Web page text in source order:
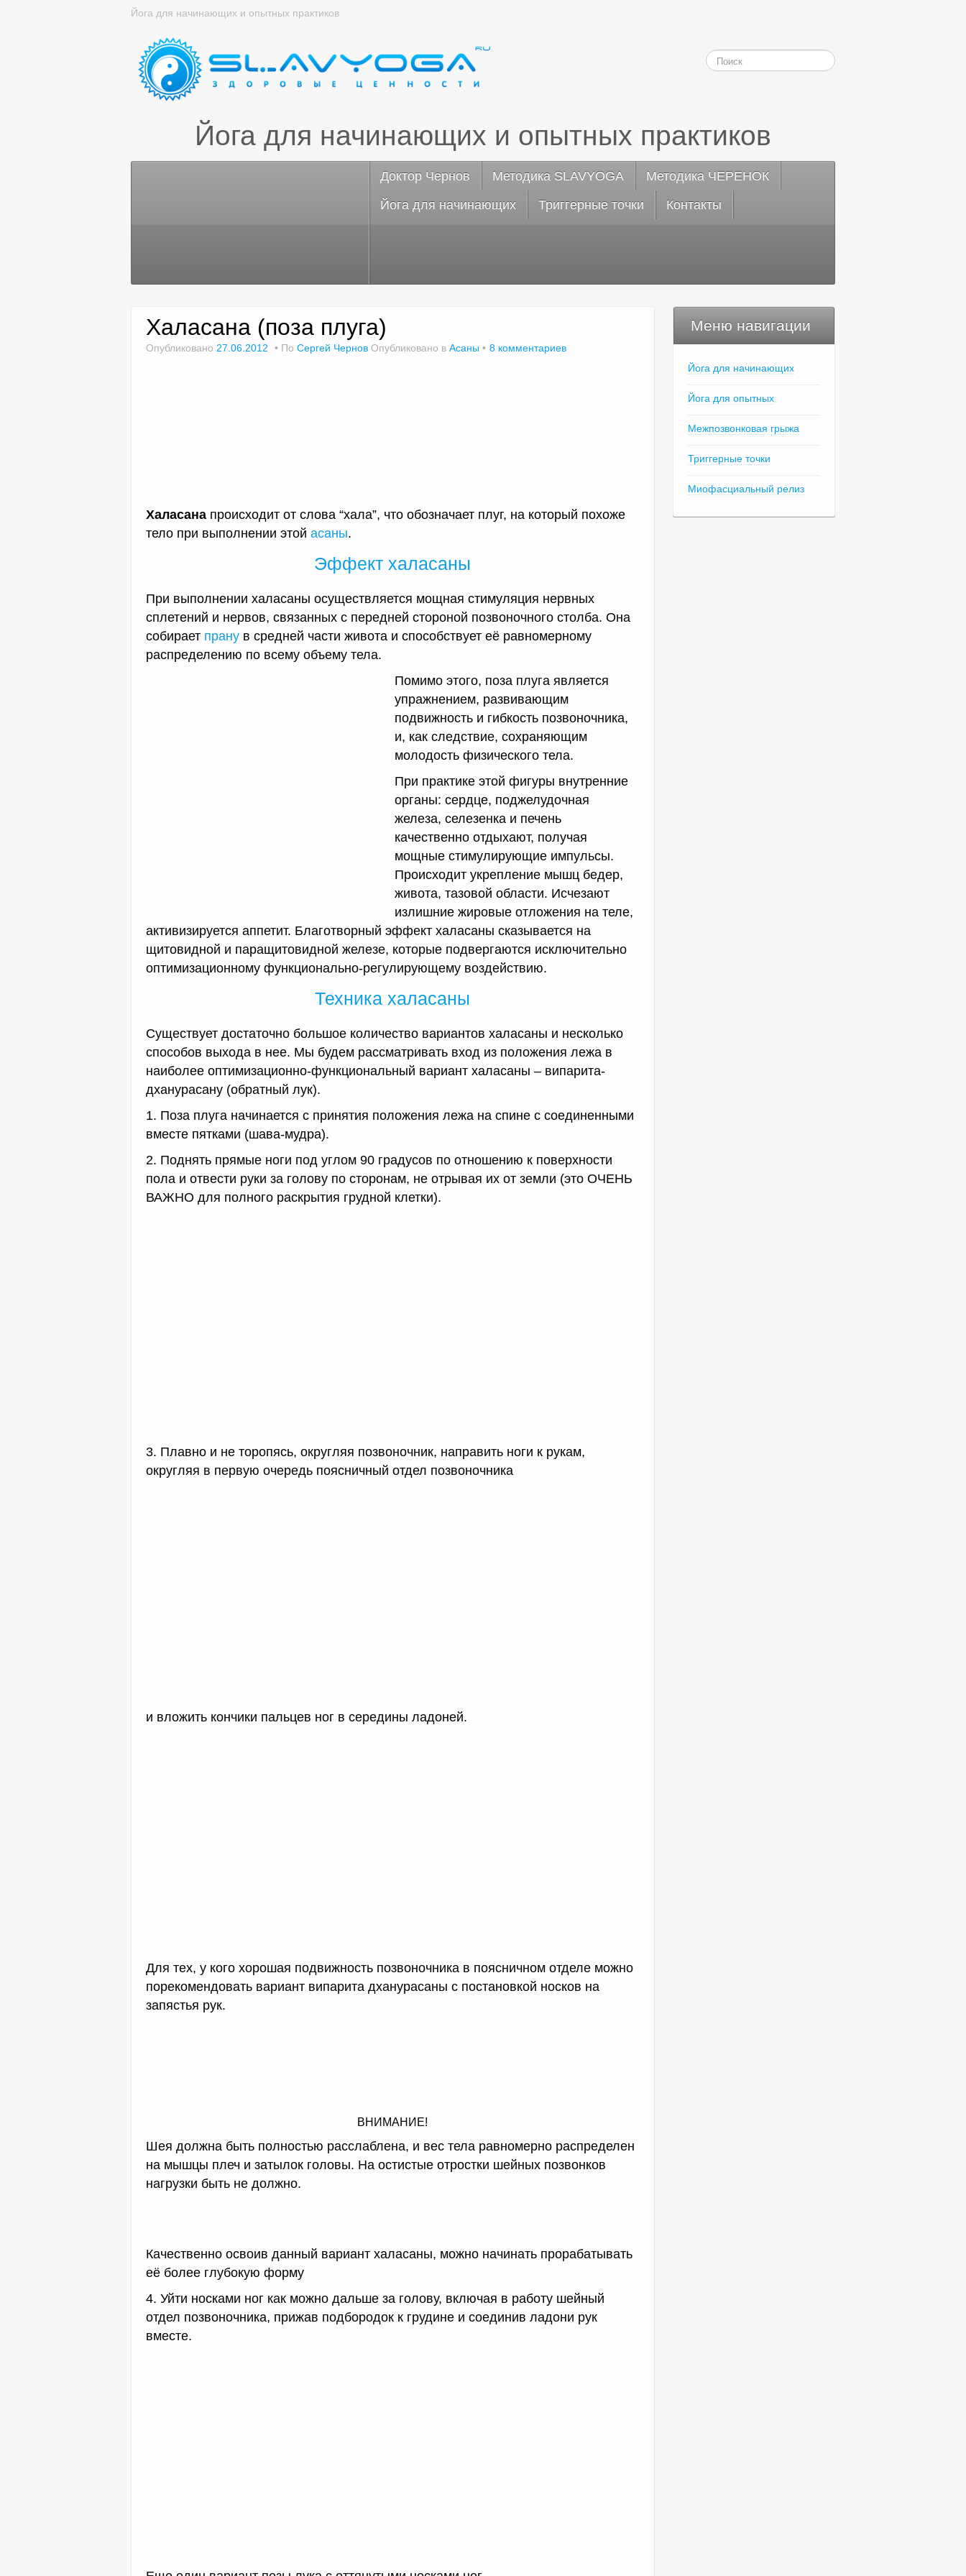
Йога для начинающих и опытных практиков
Йога для начинающих и опытных практиков
Доктор Чернов Методика SLAVYOGA
Методика ЧЕРЕНОК
Йога для начинающих
Триггерные точки Контакты
Халасана (поза плуга)
Опубликовано 27.06.2012 По Сергей Чернов Опубликовано в Асаны 8 комментариев
Халасана происходит от слова “хала”, что обозначает плуг, на который похоже
тело при выполнении этой асаны.
Эффект халасаны
При выполнении халасаны осуществляется мощная стимуляция нервных
сплетений и нервов, связанных с передней стороной позвоночного столба. Она
собирает прану в средней части живота и способствует её равномерному
распределению по всему объему тела.
Помимо этого, поза плуга является
упражнением, развивающим
подвижность и гибкость позвоночника,
и, как следствие, сохраняющим
молодость физического тела.
При практике этой фигуры внутренние
органы: сердце, поджелудочная
железа, селезенка и печень
качественно отдыхают, получая
мощные стимулирующие импульсы.
Происходит укрепление мышц бедер,
живота, тазовой области. Исчезают
излишние жировые отложения на теле,
активизируется аппетит. Благотворный эффект халасаны сказывается на
щитовидной и паращитовидной железе, которые подвергаются исключительно
оптимизационному функционально-регулирующему воздействию.
Техника халасаны
Существует достаточно большое количество вариантов халасаны и несколько
способов выхода в нее. Мы будем рассматривать вход из положения лежа в
наиболее оптимизационно-функциональный вариант халасаны – випарита-
дханурасану (обратный лук).
1. Поза плуга начинается с принятия положения лежа на спине с соединенными
вместе пятками (шава-мудра).
2. Поднять прямые ноги под углом 90 градусов по отношению к поверхности
пола и отвести руки за голову по сторонам, не отрывая их от земли (это ОЧЕНЬ
ВАЖНО для полного раскрытия грудной клетки).
3. Плавно и не торопясь, округляя позвоночник, направить ноги к рукам,
округляя в первую очередь поясничный отдел позвоночника
и вложить кончики пальцев ног в середины ладоней.
Для тех, у кого хорошая подвижность позвоночника в поясничном отделе можно
порекомендовать вариант випарита дханурасаны с постановкой носков на
запястья рук.
ВНИМАНИЕ!
Шея должна быть полностью расслаблена, и вес тела равномерно распределен
на мышцы плеч и затылок головы. На остистые отростки шейных позвонков
нагрузки быть не должно.
Качественно освоив данный вариант халасаны, можно начинать прорабатывать
её более глубокую форму
4. Уйти носками ног как можно дальше за голову, включая в работу шейный
отдел позвоночника, прижав подбородок к грудине и соединив ладони рук
вместе.
Меню навигации
Йога для начинающих
Йога для опытных
Межпозвонковая грыжа
Триггерные точки
Миофасциальный релиз